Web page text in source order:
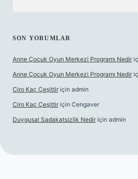
SON YORUMLAR
Anne Çocuk Oyun Merkezi Programı Nedir
Anne Çocuk Oyun Merkezi Programı Nedir
Ciro Kaç Çeşittir için admin
Ciro Kaç Çeşittir için Cengaver
Duygusal Sadakatsizlik Nedir için admin